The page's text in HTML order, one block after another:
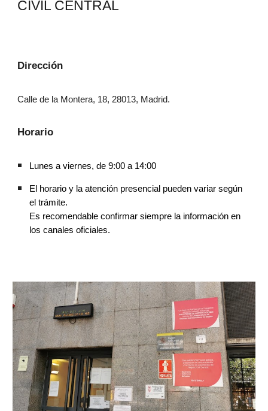
CIVIL CENTRAL
Dirección
Calle de la Montera, 18, 28013, Madrid.
Horario
Lunes a viernes, de 9:00 a 14:00
El horario y la atención presencial pueden variar según
el trámite.
Es recomendable confirmar siempre la información en
los canales oficiales.